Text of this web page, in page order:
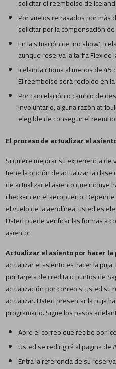
solicitar el reembolso de
Por vuelos retrasados por más
solicitar por la compensación
En la situación de 'no show',
aunque reserva la tarifa Flex de
Icelandair toma al menos de
El reembolso será recibido en
Por cancelación o cambio de
involuntario, alguna razón
elegible de conseguir el
El proceso de actualizar el
Si quiere mejorar su experiencia
tiene la opción de actualizar la
de actualizar el asiento que incluye
check-in en el aeropuerto.
el vuelo de la aerolínea, usted es
Usted puede verificar las formas a
asiento:
Actualizar el asiento por hacer la
actualizar el asiento es hacer la
por tarjeta de credita o puntos de
actualización por correo si usted
actualizar. Usted presentar la puja
programado. Sigue los pasos
Abre el correo que recibe por
Usted se redirigirá al pagina de
Entra la referencia de su